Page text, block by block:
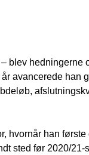
hedningerne
avancerede han
hvornår han
sted før 2020/